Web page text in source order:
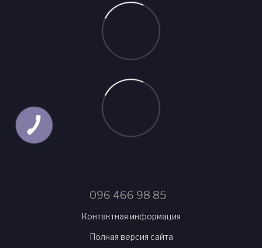
096 466 98 85
Контактная информация
Полная версия сайта